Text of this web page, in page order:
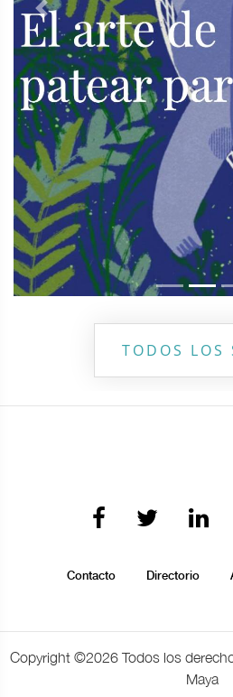
Previous
TODOS LOS
Contacto Directorio
Copyright ©2026 Todos los
Maya